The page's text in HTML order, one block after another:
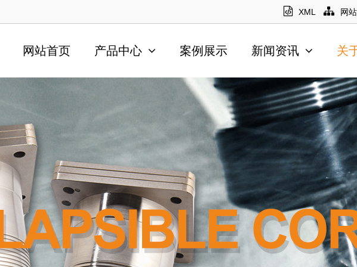
XML 网
网站首页 产品中心 案例展示 新闻资讯 关